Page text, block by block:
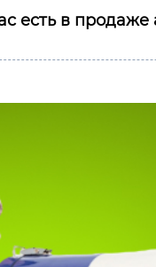
есть в продаже